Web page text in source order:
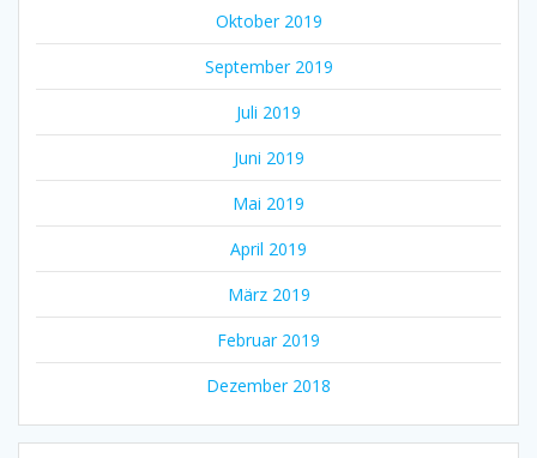
Oktober 2019
September 2019
Juli 2019
Juni 2019
Mai 2019
April 2019
März 2019
Februar 2019
Dezember 2018